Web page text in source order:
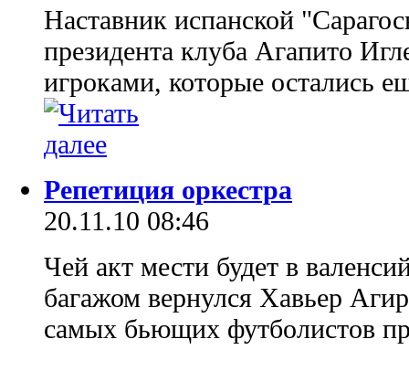
Наставник испанской
президента клуба Агапито
игроками, которые остались
Репетиция оркестра
20.11.10 08:46
Чей акт мести будет в
багажом вернулся Хавьер
самых бьющих футболистов